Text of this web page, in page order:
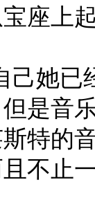
座上
她已
是音
特的
不止